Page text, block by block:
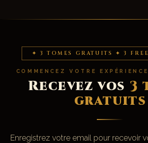
✦ 3 TOMES GRATUITS ✦ 3
COMMENCEZ VOTRE
Recevez vos 3
gratuits
Enregistrez votre email pour recevoir